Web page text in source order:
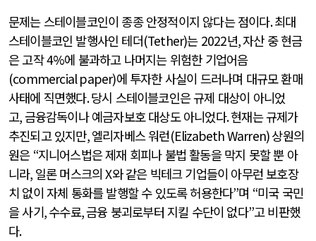
문제는 스테이블코인이 종종 안정적이지 않다는 점이다.최대
스테이블코인 발행사인 테더(Tether)는 2022년,자산 중 현금
은 고작4%에 불과하고 나머지는 위험한 기업어음
(commercial paper)에 투자한 사실이 드러나며 대규모 환매
사태에 직면했다.당시 스테이블코인은 규제 대상이 아니었
고,금융감독이나 예금자보호 대상도 아니었다.현재는 규제가
추진되고 있지만,엘리자베스 워런(Elizabeth Warren)상원의
원은 “지니어스법은 제재 회피나 불법 활동을 막지 못할 뿐 아
니라, 일론 머스크의X와 같은 빅테크 기업들이 아무런 보호장
치 없이 자체 통화를 발행할 수 있도록 허용한다”며 “미국 국민
을 사기,수수료,금융 붕괴로부터 지킬 수단이 없다”고 비판했
다.